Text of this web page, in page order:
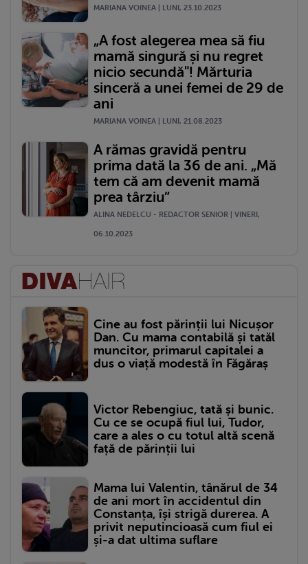
MARIANA VOINEA | LUNI, 23.10.2023
„A fost alegerea mea să fiu
mamă singură și nu regret
nicio secundă"! Mărturia
sinceră a unei femei de 29 de
ani
MARIANA VOINEA | LUNI, 21.08.2023
A rămas gravidă pentru
prima dată la 36 de ani. „Mă
tem că am devenit mamă
prea târziu”
ALINA NEDELCU - REDACTOR SENIOR | VINERI,
06.10.2023
Cine au fost părinții lui Nicușor
Dan. Cu mama contabilă și tatăl
muncitor, primarul capitalei a
dus o viață modestă în Făgăraș
Victor Rebengiuc, tată și bunic.
Cu ce se ocupă fiul lui, Tudor,
care a ales o cu totul altă scenă
față de părinții lui
Mama lui Valentin, tânărul de 34
de ani mort în accidentul din
Constanța, își strigă durerea. A
privit neputincioasă cum fiul ei
și-a dat ultima suflare